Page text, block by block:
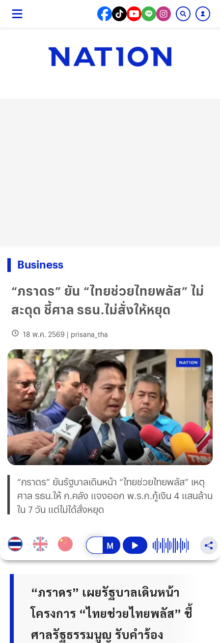
Business
“ภราดร” ยัน “ไทยช่วยไทยพลัส” ไม่
สะดุด ชี้ศาล รธน.ไม่สั่งให้หยุด
18 พ.ค. 2569 | prisana_tha
“ภราดร” ยันรัฐบาลเดินหน้า “ไทยช่วยไทยพลัส” เหตุ
ศาล รธน.ให้ ก.คลัง แจงออก พ.ร.ก.กู้เงิน 4 แสนล้าน
ใน 7 วัน แต่ไม่ได้สั่งหยุด
“ภราดร” เผยรัฐบาลเดินหน้า
โครงการ “ไทยช่วยไทยพลัส” ชี้
ศาลรัฐธรรมนูญ รับคำร้อง